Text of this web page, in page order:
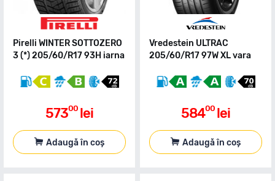
Pirelli WINTER SOTTOZERO
3 (*) 205/60/R17 93H iarna
57300 lei
Adaugă în coș
Vredestein ULTRAC
205/60/R17 97W XL vara
58400 lei
Adaugă în coș